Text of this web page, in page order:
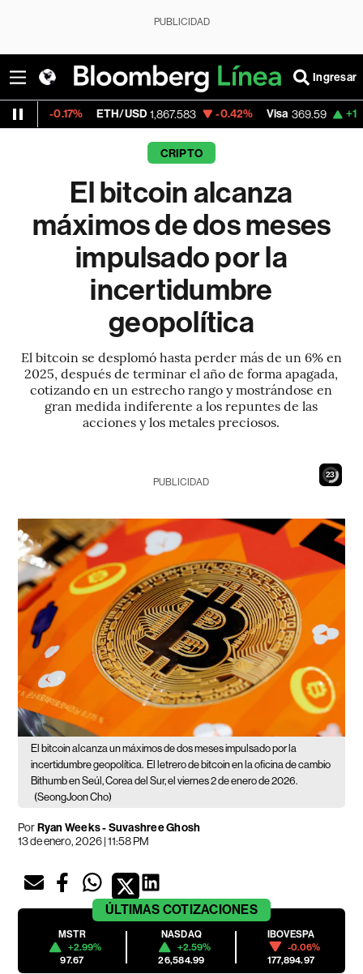
PUBLICIDAD
Ingresar
ETH/USD 1,867.583 -0.42% Visa 369.59 +1.07%
CRIPTO
El bitcoin alcanza
máximos de dos meses
impulsado por la
incertidumbre
geopolítica
El bitcoin se desplomó hasta perder más de un 6% en
2025, después de terminar el año de forma apagada,
cotizando en un estrecho rango y mostrándose en
gran medida indiferente a los repuntes de las
acciones y los metales preciosos.
22
PUBLICIDAD
El bitcoin alcanza un máximos de dos meses impulsado por la
incertidumbre geopolítica. El letrero de bitcoin en la oficina de cambio
Bithumb en Seúl, Corea del Sur, el viernes 2 de enero de 2026.
(SeongJoon Cho)
PorRyan Weeks - Suvashree Ghosh
13 de enero, 2026 | 11:58 PM
ÚLTIMAS COTIZACIONES
MSTR
+2.99%
97.67
NASDAQ
+2.59%
26,584.99
IBOVESPA
-0.06%
177,894.97